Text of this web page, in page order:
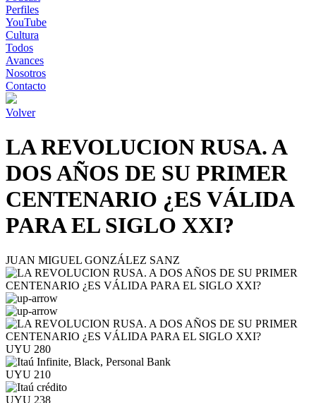
Perfiles
YouTube
Cultura
Todos
Avances
Nosotros
Contacto
Volver
LA REVOLUCION RUSA. A
DOS AÑOS DE SU PRIMER
CENTENARIO ¿ES VÁLIDA
PARA EL SIGLO XXI?
JUAN MIGUEL GONZÁLEZ SANZ
UYU 280
UYU 210
UYU 238